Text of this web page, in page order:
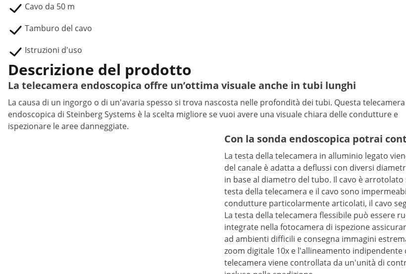
Cavo da 50 m
Tamburo del cavo
Istruzioni d'uso
Descrizione del prodotto
La telecamera endoscopica offre un’ottima visuale anche in tubi lunghi
La causa di un ingorgo o di un'avaria spesso si trova nascosta nelle profondità dei tubi. Questa telecamera
endoscopica di Steinberg Systems è la scelta migliore se vuoi avere una visuale chiara delle condutture e
ispezionare le aree danneggiate.
Con la sonda endoscopica potrai
La testa della telecamera in alluminio legato
del canale è adatta a deflussi con diversi
in base al diametro del tubo. Il cavo è
testa della telecamera e il cavo sono
condutture particolarmente articolati, il cavo
La testa della telecamera flessibile può essere
integrate nella fotocamera di ispezione
ad ambienti difficili e consegna immagini
zoom digitale 10x e l'allineamento
telecamera viene controllata da un'unità di